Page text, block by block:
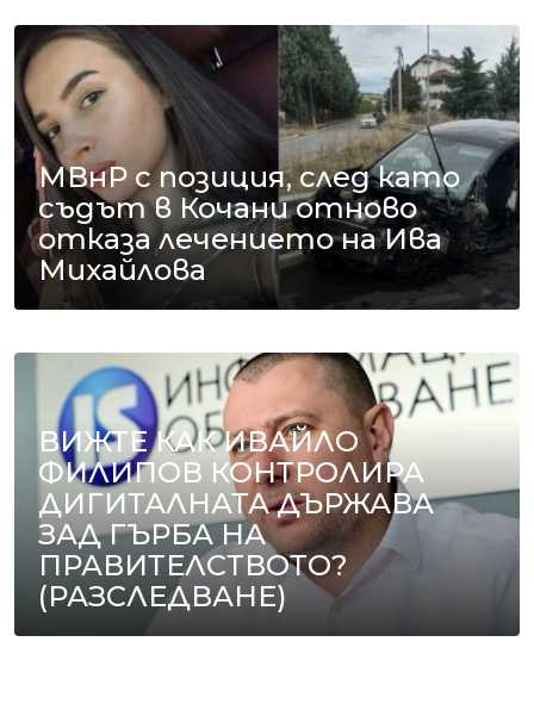
МВнР с позиция, след като
съдът в Кочани отново
отказа лечението на Ива
Михайлова
ВИЖТЕ КАК ИВАЙЛО
ФИЛИПОВ КОНТРОЛИРА
ДИГИТАЛНАТА ДЪРЖАВА
ЗАД ГЪРБА НА
ПРАВИТЕЛСТВОТО?
(РАЗСЛЕДВАНЕ)